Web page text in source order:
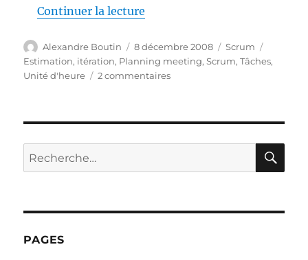
Continuer la lecture
Auteur
Alexandre Boutin
Publié
le
8 décembre 2008 Catégories
Scrum
Estimation, itération, Planning meeting,Scrum,Tâches,
Unité d'heure
2 commentairessur
Recherche
pour :
PAGES